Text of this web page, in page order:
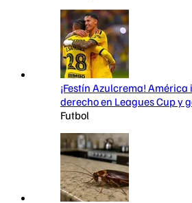
¡Festín Azulcrema!
derecho en Leagues Cup y
Futbol